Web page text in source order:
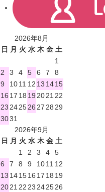
2026年8月
日
月 火 水 木 金 土
1
2
3 4 5 6 7
8
9
1011 12 13 1415
16 17 18 19 2021 22
23 242526 27 28 29
3031
2026年9月
日
月 火 水 木 金 土
1
2 3 4
5
6
7 8 9 1011 12
13 141516 17 18 19
2021 22 23 242526